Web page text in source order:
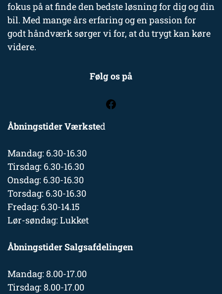
fokus på at finde den bedste løsning for dig og din
bil. Med mange års erfaring og en passion for
godt håndværk sørger vi for, at du trygt kan køre
videre.
Følg os på
Åbningstider Værksted
Mandag: 6.30-16.30
Tirsdag: 6.30-16.30
Onsdag: 6.30-16.30
Torsdag: 6.30-16.30
Fredag: 6.30-14.15
Lør-søndag: Lukket
Åbningstider Salgsafdelingen
Mandag: 8.00-17.00
Tirsdag: 8.00-17.00